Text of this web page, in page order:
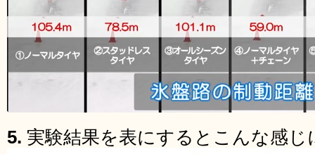
5. 実験結果を表にするとこんな感じ